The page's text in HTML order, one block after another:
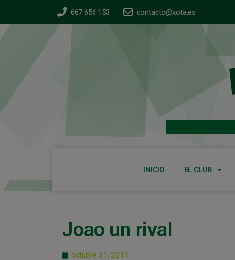
667 656 153 contacto@xota.es
INICIO EL CLUB
Joao un rival
octubre 31, 2014